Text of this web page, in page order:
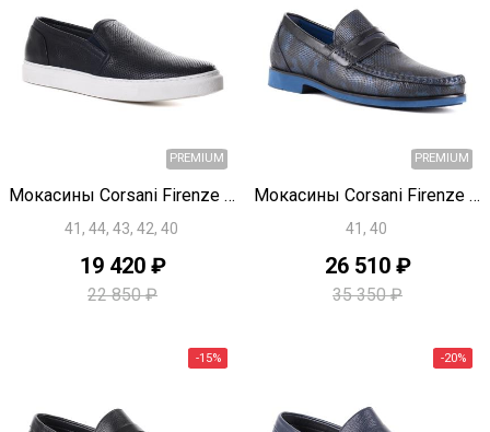
Быстрый просмотр Мокасины Corsani Firenze U1816
41, 44, 43, 42, 40
19 420 ₽
22 850 ₽
Быстрый просмотр Мокасины Corsani Firenze U1757
41, 40
26 510 ₽
35 350 ₽